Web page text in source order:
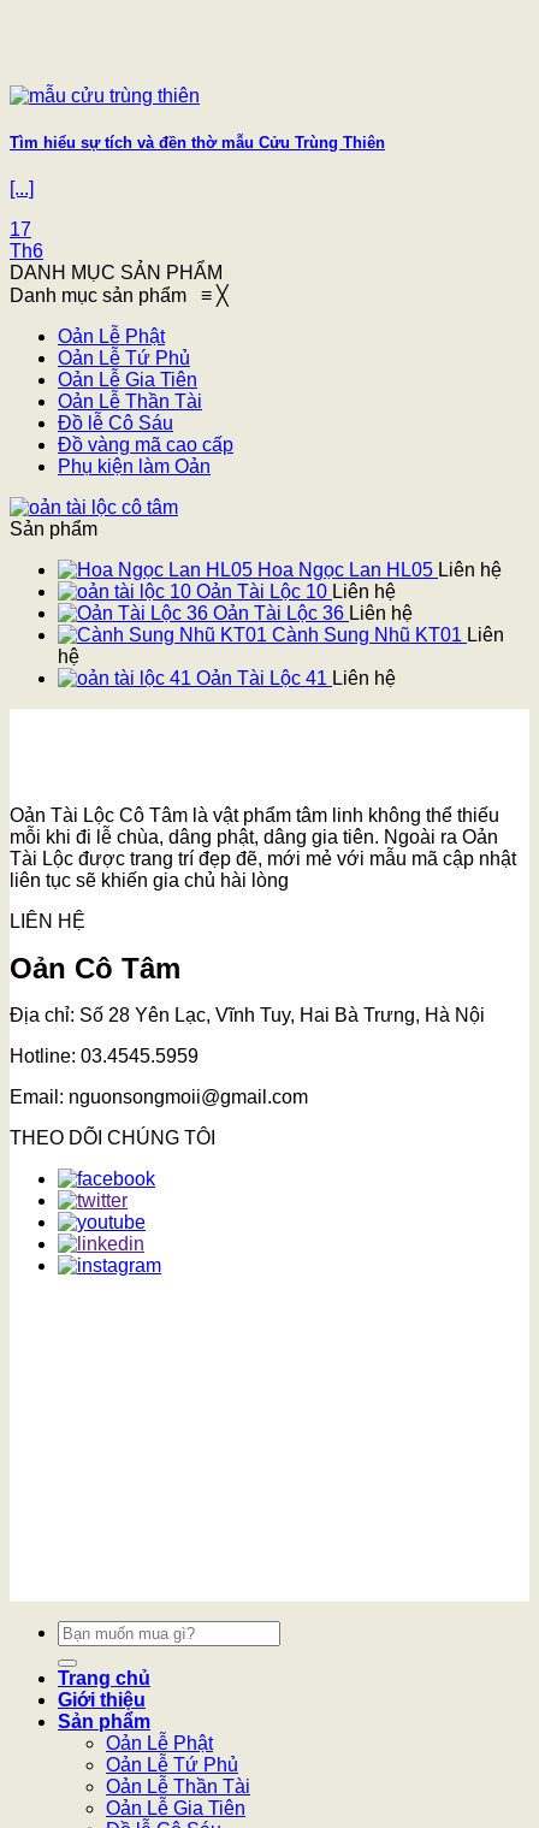
Tìm hiểu sự tích và đền thờ mẫu Cửu Trùng Thiên
[...]
17
Th6
DANH MỤC SẢN PHẨM
Danh mục sản phẩm ≡ ╳
Oản Lễ Phật
Oản Lễ Tứ Phủ
Oản Lễ Gia Tiên
Oản Lễ Thần Tài
Đồ lễ Cô Sáu
Đồ vàng mã cao cấp
Phụ kiện làm Oản
Sản phẩm
Hoa Ngọc Lan HL05 Liên hệ
Oản Tài Lộc 10 Liên hệ
Oản Tài Lộc 36 Liên hệ
Cành Sung Nhũ KT01 Liên
hệ
Oản Tài Lộc 41 Liên hệ
Oản Tài Lộc Cô Tâm là vật phẩm tâm linh không thể thiếu
mỗi khi đi lễ chùa, dâng phật, dâng gia tiên. Ngoài ra Oản
Tài Lộc được trang trí đẹp đẽ, mới mẻ với mẫu mã cập nhật
liên tục sẽ khiến gia chủ hài lòng
LIÊN HỆ
Oản Cô Tâm
Địa chỉ: Số 28 Yên Lạc, Vĩnh Tuy, Hai Bà Trưng, Hà Nội
Hotline: 03.4545.5959
Email: nguonsongmoii@gmail.com
THEO DÕI CHÚNG TÔI
Tìm
kiếm:
Trang chủ
Giới thiệu
Sản phẩm
Oản Lễ Phật
Oản Lễ Tứ Phủ
Oản Lễ Thần Tài
Oản Lễ Gia Tiên